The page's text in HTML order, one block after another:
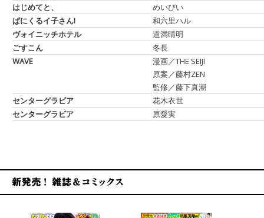
はじめてと、
めいびい
ぱにくるイ子さん!
和六里ハル
ヴォイニッチホテル
道満晴明
ごすこん
冬長
WAVE
漫画／THE SEIJI
原案／藤村ZEN
監修／藤下真潮
センターグラビア
花木衣世
センターグラビア
原愛実